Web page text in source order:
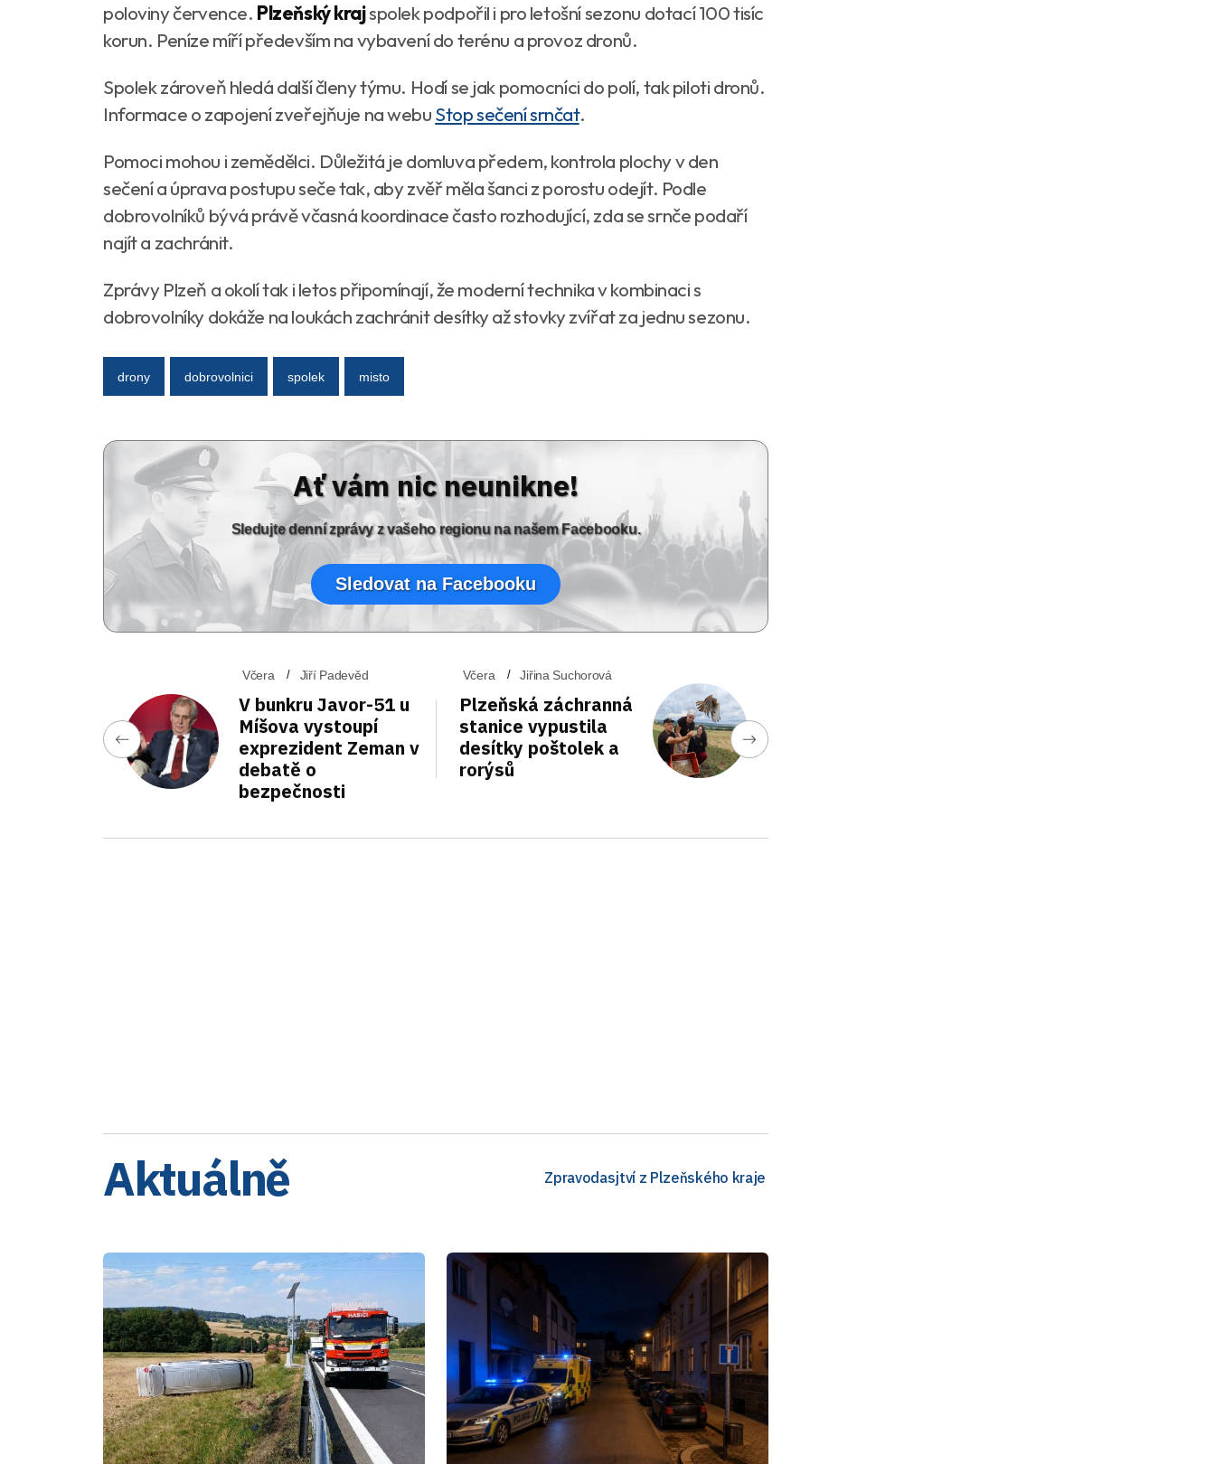
poloviny července. Plzeňský krajspolek podpořil i pro letošní sezonu dotací 100 tisíc
korun. Peníze míří především na vybavení do terénu a provoz dronů.
Spolek zároveň hledá další členy týmu. Hodí se jak pomocníci do polí, tak piloti dronů.
Informace o zapojení zveřejňuje na webuStop sečení srnčat.
Pomoci mohou i zemědělci. Důležitá je domluva předem, kontrola plochy v den
sečení a úprava postupu seče tak, aby zvěř měla šanci z porostu odejít. Podle
dobrovolníků bývá právě včasná koordinace často rozhodující, zda se srnče podaří
najít a zachránit.
Zprávy Plzeň a okolí tak i letos připomínají, že moderní technika v kombinaci s
dobrovolníky dokáže na loukách zachránit desítky až stovky zvířat za jednu sezonu.
drony dobrovolnici spolek misto
Ať vám nic neunikne!
Sledujte denní zprávy z vašeho regionu na našem Facebooku.
Sledovat na Facebooku
Včera Jiří Padevěd
V bunkru Javor-51 u
Míšova vystoupí
exprezident Zeman v
debatě o
bezpečnosti
Včera Jiřina Suchorová
Plzeňská záchranná
stanice vypustila
desítky poštolek a
rorýsů
Aktuálně Zpravodasjtví z Plzeňského kraje